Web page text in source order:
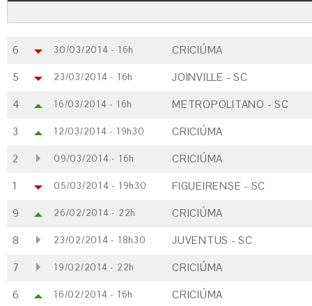
6 30/03/2014 - 16h CRICIÚMA
5 23/03/2014 - 16h JOINVILLE - SC
4 16/03/2014 - 16h METROPOLITANO - SC
3 12/03/2014 - 19h30 CRICIÚMA
2 09/03/2014 - 16h CRICIÚMA
1 05/03/2014 - 19h30 FIGUEIRENSE - SC
9 26/02/2014 - 22h CRICIÚMA
8 23/02/2014 - 18h30 JUVENTUS - SC
7 19/02/2014 - 22h CRICIÚMA
6 16/02/2014 - 16h CRICIÚMA